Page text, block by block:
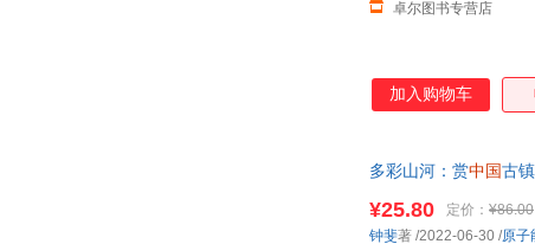
卓尔图书专营店
加入购物车
多彩山河：赏中国 古镇
¥25.80 定价： ¥86.00
钟斐著 /2022-06-30 /原子